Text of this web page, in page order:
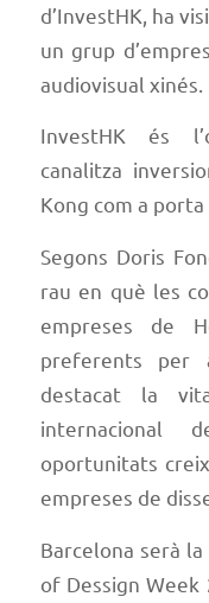
d’InvestHK, ha
un grup
audiovisual xinés.
InvestHK és
canalitza
Kong com a
Segons Doris
rau en què les
empreses de
preferents per
destacat la
oportunitats
empreses de
Barcelona serà
of Dessign Week